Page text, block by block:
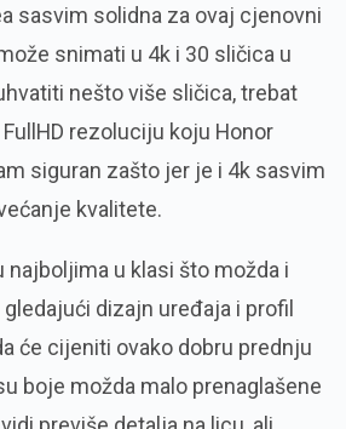
sasvim solidna za ovaj cjenovni
snimati u 4k i 30 sličica u
nešto više sličica, trebat
rezoluciju koju Honor
siguran zašto jer je i 4k sasvim
kvalitete.
najboljima u klasi što možda i
gledajući dizajn uređaja i profil
će cijeniti ovako dobru prednju
boje možda malo prenaglašene